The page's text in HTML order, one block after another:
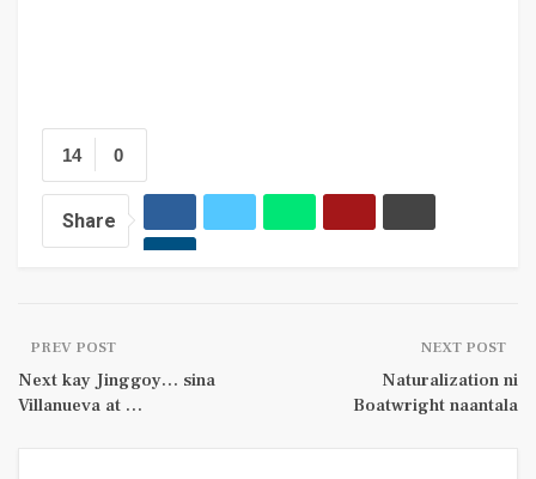
0
14
Share
PREV POST
Next kay Jinggoy… sina
Villanueva at …
NEXT POST
Naturalization ni
Boatwright naantala